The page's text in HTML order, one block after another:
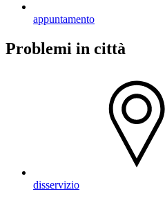
appuntamento
Problemi in città
disservizio